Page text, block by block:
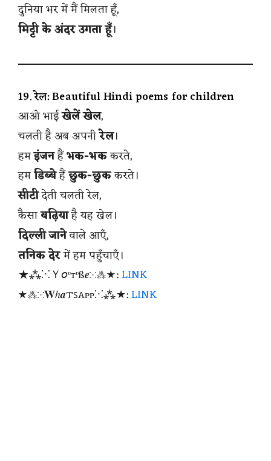
दुनिया भर में मैं मिलता हूँ,
मिट्टी के अंदर उगता हूँ।
19. रेल: Beautiful Hindi poems for children
आओ भाईखेलें खेल,
चलती है अब अपनीरेल।
हमइंजनहैंभक-भककरते,
हमडिब्बेहैंछुक-छुककरते।
सीटीदेती चलती रेल,
कैसाबढ़ियाहै यह खेल।
दिल्ली जानेवाले आएँ,
तनिक देरमें हम पहुँचाएँ।
★⁂⁙Ｙ𝘰ᶹтᶹß𝒆⁙⁂★:LINK
★⁂⁙𝐖ℎ𝒂𐍄ꜱꭺᴩᴩ⁙⁂★:LINK